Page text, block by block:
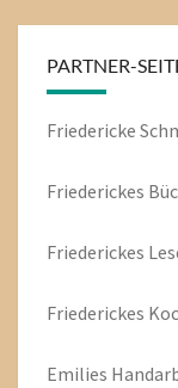
PARTNER-
Friedericke
Friederickes
Friederickes
Friederickes
Emilies